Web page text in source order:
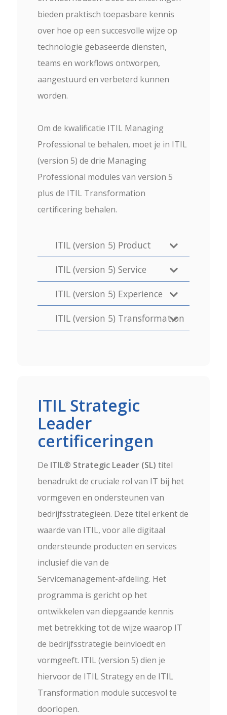
bieden praktisch toepasbare kennis
over hoe op een succesvolle wijze op
technologie gebaseerde diensten,
teams en workflows ontworpen,
aangestuurd en verbeterd kunnen
worden.
Om de kwalificatie ITIL Managing
Professional te behalen, moet je in ITIL
(version 5) de drie Managing
Professional modules van version 5
plus de ITIL Transformation
certificering behalen.
ITIL (version 5) Product
ITIL (version 5) Service
ITIL (version 5) Experience
ITIL (version 5) Transformation
ITIL Strategic
Leader
certificeringen
De ITIL® Strategic Leader (SL) titel
benadrukt de cruciale rol van IT bij het
vormgeven en ondersteunen van
bedrijfsstrategieën. Deze titel erkent de
waarde van ITIL, voor alle digitaal
ondersteunde producten en services
inclusief die van de
Servicemanagement-afdeling. Het
programma is gericht op het
ontwikkelen van diepgaande kennis
met betrekking tot de wijze waarop IT
de bedrijfsstrategie beïnvloedt en
vormgeeft. ITIL (version 5) dien je
hiervoor de ITIL Strategy en de ITIL
Transformation module succesvol te
doorlopen.